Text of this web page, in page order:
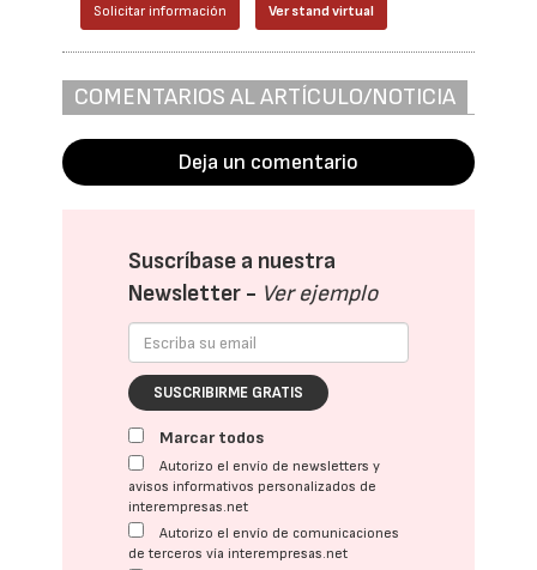
Solicitar información Ver stand virtual
COMENTARIOS AL ARTÍCULO/NOTICIA
Deja un comentario
Suscríbase a nuestra
Newsletter - Ver ejemplo
SUSCRIBIRME GRATIS
Marcar todos
Autorizo el envío de newsletters y
avisos informativos personalizados de
interempresas.net
Autorizo el envío de comunicaciones
de terceros vía interempresas.net